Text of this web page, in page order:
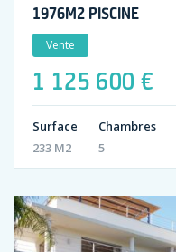
1976M2 PISCINE
Vente
1 125 600 €
Surface
233 M2
Chambres
5